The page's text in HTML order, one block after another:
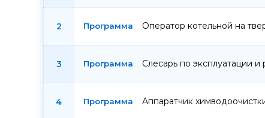
2 Оператор котельной на
3 Слесарь по эксплуатации
4 Аппаратчик